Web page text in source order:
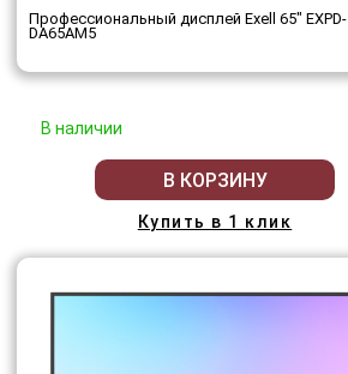
Профессиональный дисплей Exell 65" EXPD-
DA65AM5
В наличии
В КОРЗИНУ
Купить в 1 клик